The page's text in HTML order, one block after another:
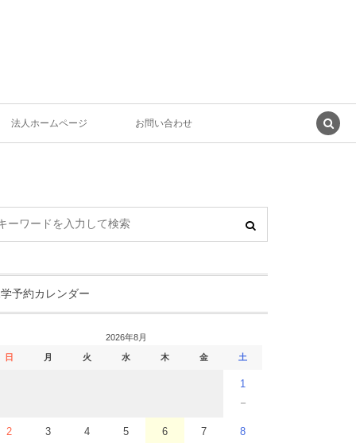
法人ホームページ お問い合わせ
予約カレンダー
2026年8月
日 月 火 水 木 金 土
1
－
2 3 4 5 6 7 8